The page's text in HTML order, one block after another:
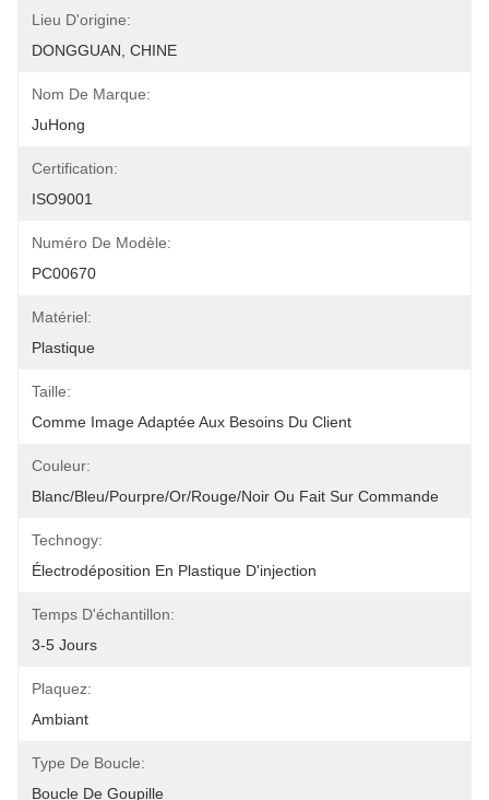
Lieu D'origine:
DONGGUAN, CHINE
Nom De Marque:
JuHong
Certification:
ISO9001
Numéro De Modèle:
PC00670
Matériel:
Plastique
Taille:
Comme Image Adaptée Aux Besoins Du Client
Couleur:
Blanc/bleu/pourpre/or/rouge/noir Ou Fait Sur Commande
Technogy:
Électrodéposition En Plastique D'injection
Temps D'échantillon:
3-5 Jours
Plaquez:
Ambiant
Type De Boucle:
Boucle De Goupille